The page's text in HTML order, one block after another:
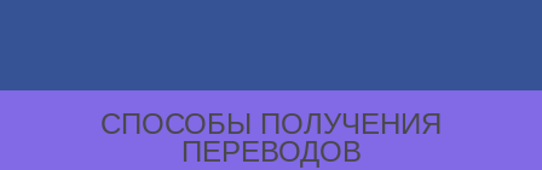
СПОСОБЫ ПОЛУЧЕНИЯ
ПЕРЕВОДОВ